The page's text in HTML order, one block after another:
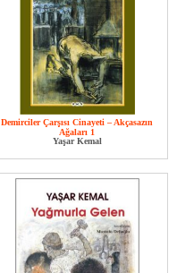
Demirciler Çarşısı Cinayeti – Akçasazın
Ağaları 1
Yaşar Kemal